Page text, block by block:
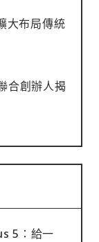
大布局傳統
合創辦人揭
5：給一